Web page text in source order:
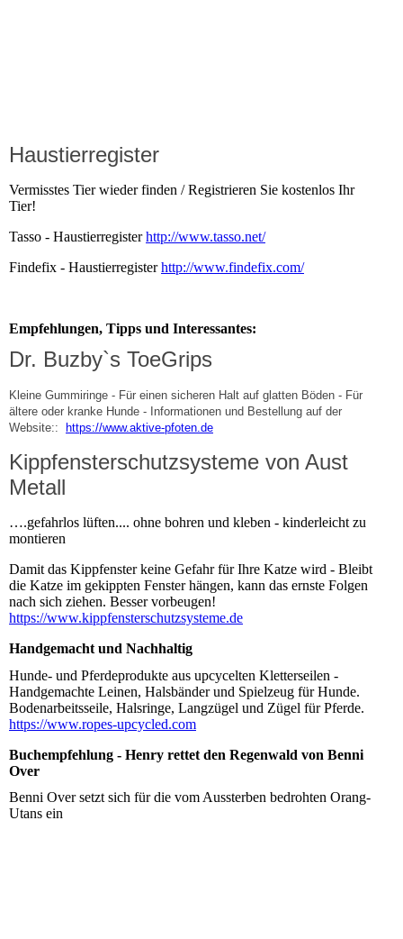
Haustierregister
Vermisstes Tier wieder finden / Registrieren Sie kostenlos Ihr
Tier!
Tasso - Haustierregisterhttp://www.tasso.net/
Findefix - Haustierregisterhttp://www.findefix.com/
Empfehlungen, Tipps und Interessantes:
Dr. Buzby`s ToeGrips
Kleine Gummiringe - Für einen sicheren Halt auf glatten Böden - Für
ältere oder kranke Hunde - Informationen und Bestellung auf der
Website::
https://www.aktive-pfoten.de
Kippfensterschutzsysteme von Aust
Metall
….gefahrlos lüften.... ohne bohren und kleben - kinderleicht zu
montieren
Damit das Kippfenster keine Gefahr für Ihre Katze wird - Bleibt
die Katze im gekippten Fenster hängen, kann das ernste Folgen
nach sich ziehen. Besser vorbeugen!
https://www.kippfensterschutzsysteme.de
Handgemacht und Nachhaltig
Hunde- und Pferdeprodukte aus upcycelten Kletterseilen -
Handgemachte Leinen, Halsbänder und Spielzeug für Hunde.
Bodenarbeitsseile, Halsringe, Langzügel und Zügel für Pferde.
https://www.ropes-upcycled.com
Buchempfehlung - Henry rettet den Regenwald von Benni
Over
Benni Over setzt sich für die vom Aussterben bedrohten Orang-
Utans ein